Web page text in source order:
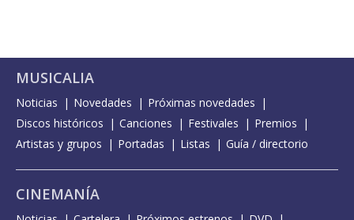
MUSICALIA
Noticias Novedades
Próximas novedades
Discos históricos
Canciones Festivales
Premios
Artistas y grupos
Portadas Listas Guía / directorio
CINEMANÍA